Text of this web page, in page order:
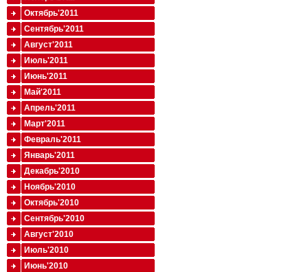
Октябрь'2011
Сентябрь'2011
Август'2011
Июль'2011
Июнь'2011
Май'2011
Апрель'2011
Март'2011
Февраль'2011
Январь'2011
Декабрь'2010
Ноябрь'2010
Октябрь'2010
Сентябрь'2010
Август'2010
Июль'2010
Июнь'2010